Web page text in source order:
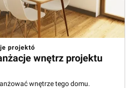
projektó
wnętrz projektu
wnętrze tego domu.